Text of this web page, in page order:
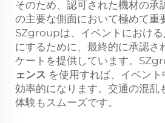
そのため、認可された機材の承
の主要な側面において極めて重
SZgroupは、イベントにおけ
にするために、最終的に承認さ
ケートを提供しています。
ェンス を使用すれば、イベン
効率的になります。交通の混乱
体験もスムーズです。